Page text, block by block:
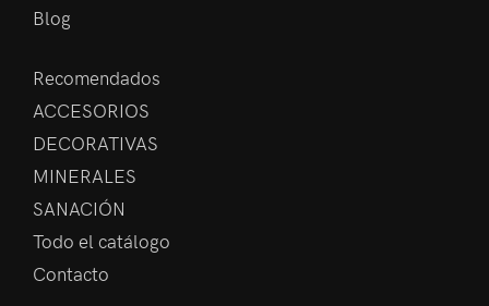
Blog
Recomendados
ACCESORIOS
DECORATIVAS
MINERALES
SANACIÓN
Todo el catálogo
Contacto